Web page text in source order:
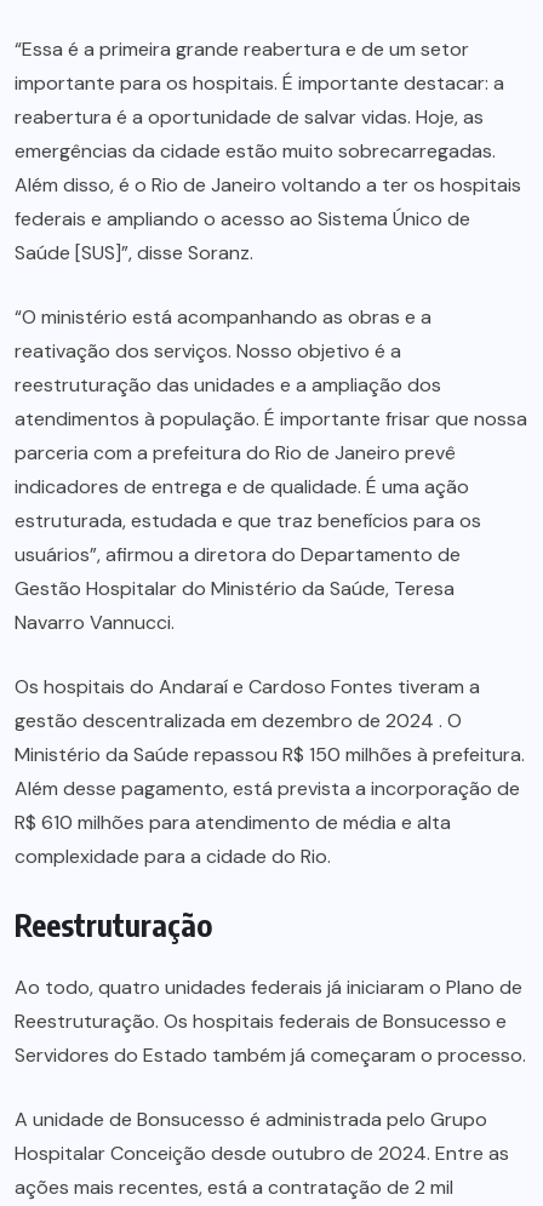
“Essa é a primeira grande reabertura e de um setor
importante para os hospitais. É importante destacar: a
reabertura é a oportunidade de salvar vidas. Hoje, as
emergências da cidade estão muito sobrecarregadas.
Além disso, é o Rio de Janeiro voltando a ter os hospitais
federais e ampliando o acesso ao Sistema Único de
Saúde [SUS]”, disse Soranz.
“O ministério está acompanhando as obras e a
reativação dos serviços. Nosso objetivo é a
reestruturação das unidades e a ampliação dos
atendimentos à população. É importante frisar que nossa
parceria com a prefeitura do Rio de Janeiro prevê
indicadores de entrega e de qualidade. É uma ação
estruturada, estudada e que traz benefícios para os
usuários”, afirmou a diretora do Departamento de
Gestão Hospitalar do Ministério da Saúde, Teresa
Navarro Vannucci.
Os hospitais do Andaraí e Cardoso Fontes tiveram a
gestão descentralizada em dezembro de 2024 . O
Ministério da Saúde repassou R$ 150 milhões à prefeitura.
Além desse pagamento, está prevista a incorporação de
R$ 610 milhões para atendimento de média e alta
complexidade para a cidade do Rio.
Reestruturação
Ao todo, quatro unidades federais já iniciaram o Plano de
Reestruturação. Os hospitais federais de Bonsucesso e
Servidores do Estado também já começaram o processo.
A unidade de Bonsucesso é administrada pelo Grupo
Hospitalar Conceição desde outubro de 2024. Entre as
ações mais recentes, está a contratação de 2 mil